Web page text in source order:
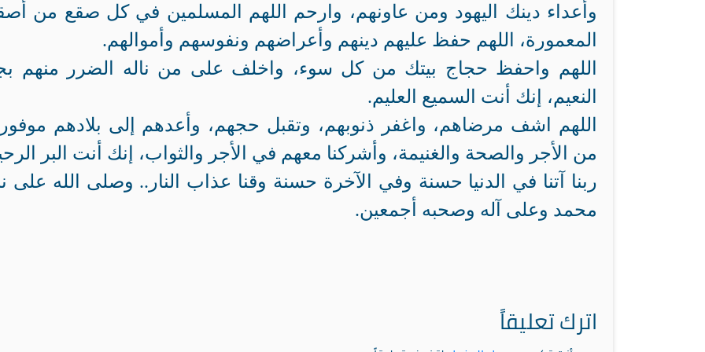
وأعداء دينك اليهود ومن عاونهم، وارحم اللهم المسلمين في كل صقع من
المعمورة، اللهم حفظ عليهم دينهم وأعراضهم ونفوسهم وأموالهم.
اللهم واحفظ حجاج بيتك من كل سوء، واخلف على من ناله الضرر منهم
النعيم، إنك أنت السميع العليم.
اللهم اشف مرضاهم، واغفر ذنوبهم، وتقبل حجهم، وأعدهم إلى بلادهم
من الأجر والصحة والغنيمة، وأشركنا معهم في الأجر والثواب، إنك أنت البر
ربنا آتنا في الدنيا حسنة وفي الآخرة حسنة وقنا عذاب النار.. وصلى الله على
محمد وعلى آله وصحبه أجمعين.
اترك تعليقاً